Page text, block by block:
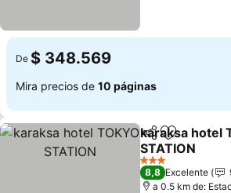
De $ 348.569
Mira precios de 10 páginas
CompartirAgregar a
karaksa hotel
STATION
3 Estrellas
8,8 Excelente
a 0.5 km de: